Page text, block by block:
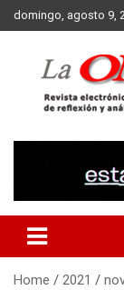
Skip
to
domingo, agosto 9,
Home 2021